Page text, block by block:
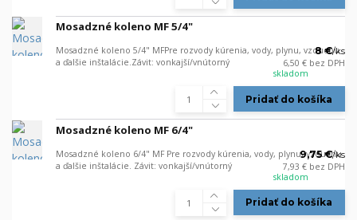
Mosadzné koleno MF 5/4"
Mosadzné koleno 5/4" MFPre rozvody kúrenia, vody, plynu, vzduchu
a ďalšie inštalácie.Závit: vonkajší/vnútorný
8 €/ks
6,50 € bez DPH
skladom
Pridať do košíka
Mosadzné koleno MF 6/4"
Mosadzné koleno 6/4" MF Pre rozvody kúrenia, vody, plynu, vzduchu
a ďalšie inštalácie. Závit: vonkajší/vnútorný
9,75 €/ks
7,93 € bez DPH
skladom
Pridať do košíka